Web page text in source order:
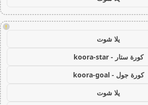
!
يلا شوت
كورة ستار - koora-star
كورة جول - koora-goal
يلا شوت